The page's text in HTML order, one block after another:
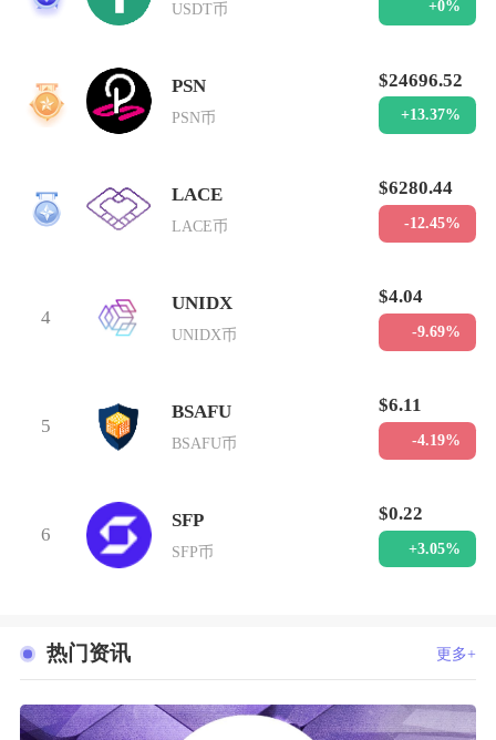
USDT币 +0%
2
PSN
PSN币
$24696.52
+13.37%
3
LACE
LACE币
$6280.44
-12.45%
4
UNIDX
UNIDX币
$4.04
-9.69%
5
BSAFU
BSAFU币
$6.11
-4.19%
6
SFP
SFP币
$0.22
+3.05%
热门资讯 更多+